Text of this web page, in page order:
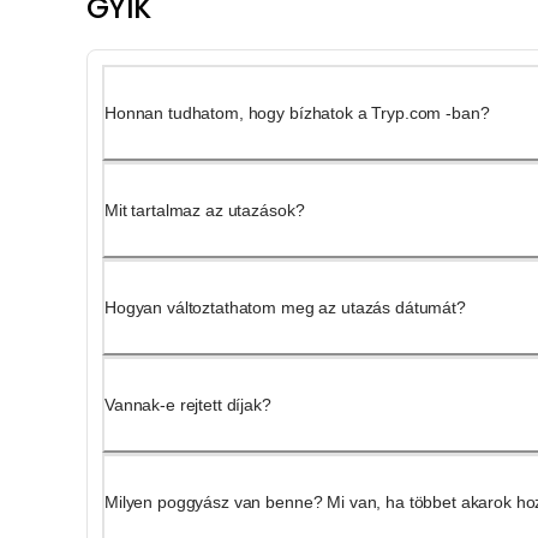
Honnan tudhatom, hogy bízhatok a Tryp.com -ban?
Mit tartalmaz az utazások?
Hogyan változtathatom meg az utazás dátumát?
Vannak-e rejtett díjak?
Milyen poggyász van benne? Mi van, ha többet akarok